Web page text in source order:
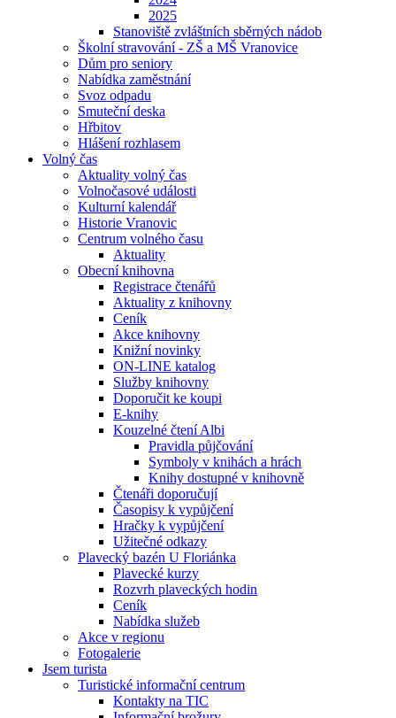
2025
Stanoviště zvláštních sběrných nádob
Školní stravování - ZŠ a MŠ Vranovice
Dům pro seniory
Nabídka zaměstnání
Svoz odpadu
Smuteční deska
Hřbitov
Hlášení rozhlasem
Volný čas
Aktuality volný čas
Volnočasové události
Kulturní kalendář
Historie Vranovic
Centrum volného času
Aktuality
Obecní knihovna
Registrace čtenářů
Aktuality z knihovny
Ceník
Akce knihovny
Knižní novinky
ON-LINE katalog
Služby knihovny
Doporučit ke koupi
E-knihy
Kouzelné čtení Albi
Pravidla půjčování
Symboly v knihách a hrách
Knihy dostupné v knihovně
Čtenáři doporučují
Časopisy k vypůjčení
Hračky k vypůjčení
Užitečné odkazy
Plavecký bazén U Floriánka
Plavecké kurzy
Rozvrh plaveckých hodin
Ceník
Nabídka služeb
Akce v regionu
Fotogalerie
Jsem turista
Turistické informační centrum
Kontakty na TIC